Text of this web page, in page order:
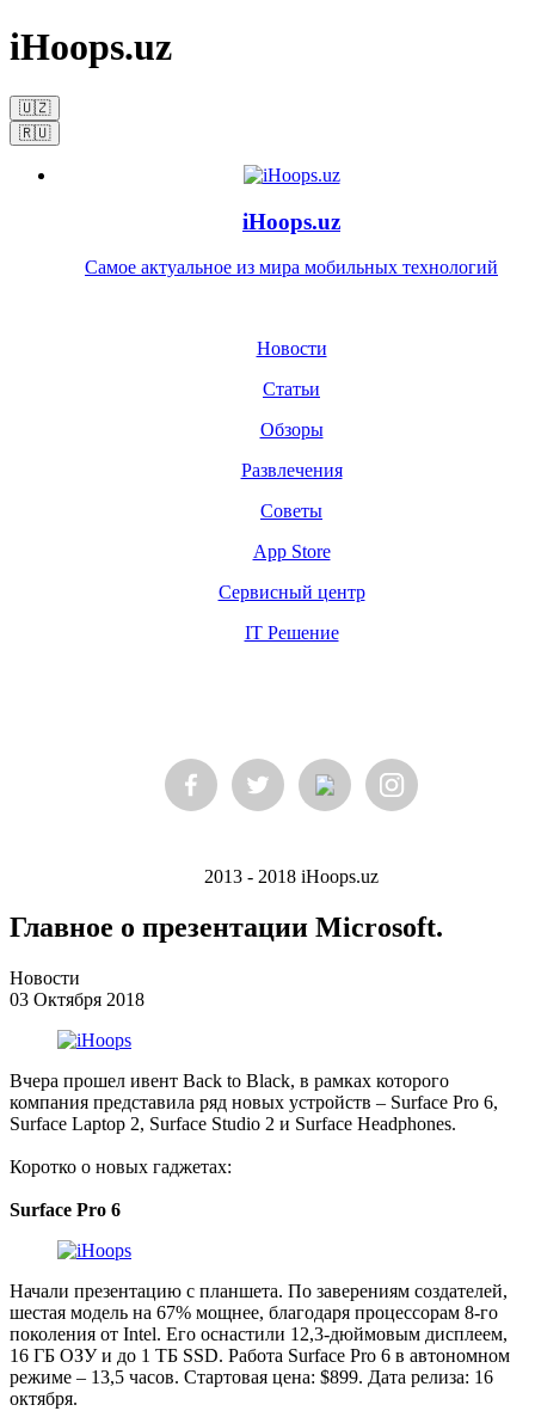
iHoops.uz
🇺🇿
🇷🇺
iHoops.uz
Самое актуальное из мира мобильных технологий
Новости
Статьи
Обзоры
Развлечения
Советы
App Store
Сервисный центр
IT Решение
2013 - 2018 iHoops.uz
Главное о презентации Microsoft.
Новости
03 Октября 2018
Вчера прошел ивент Back to Black, в рамках которого
компания представила ряд новых устройств – Surface Pro 6,
Surface Laptop 2, Surface Studio 2 и Surface Headphones.
Коротко о новых гаджетах:
Surface Pro 6
Начали презентацию с планшета. По заверениям создателей,
шестая модель на 67% мощнее, благодаря процессорам 8-го
поколения от Intel. Его оснастили 12,3-дюймовым дисплеем,
16 ГБ ОЗУ и до 1 ТБ SSD. Работа Surface Pro 6 в автономном
режиме – 13,5 часов. Стартовая цена: $899. Дата релиза: 16
октября.